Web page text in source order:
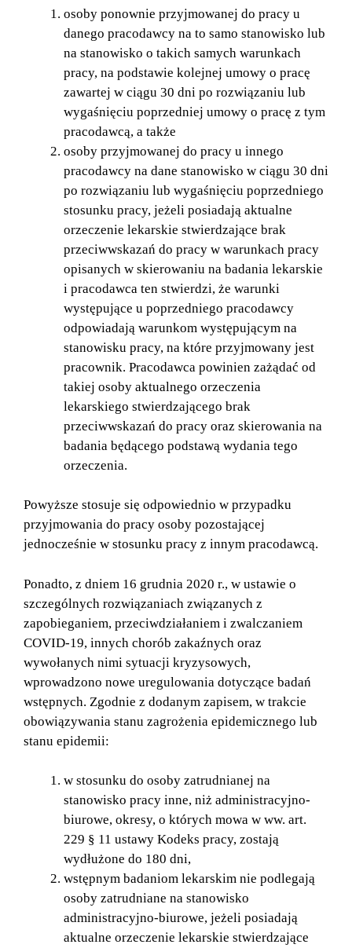
osoby ponownie przyjmowanej do pracy u
danego pracodawcy na to samo stanowisko lub
na stanowisko o takich samych warunkach
pracy, na podstawie kolejnej umowy o pracę
zawartej w ciągu 30 dni po rozwiązaniu lub
wygaśnięciu poprzedniej umowy o pracę z tym
pracodawcą, a także
osoby przyjmowanej do pracy u innego
pracodawcy na dane stanowisko w ciągu 30 dni
po rozwiązaniu lub wygaśnięciu poprzedniego
stosunku pracy, jeżeli posiadają aktualne
orzeczenie lekarskie stwierdzające brak
przeciwwskazań do pracy w warunkach pracy
opisanych w skierowaniu na badania lekarskie
i pracodawca ten stwierdzi, że warunki
występujące u poprzedniego pracodawcy
odpowiadają warunkom występującym na
stanowisku pracy, na które przyjmowany jest
pracownik. Pracodawca powinien zażądać od
takiej osoby aktualnego orzeczenia
lekarskiego stwierdzającego brak
przeciwwskazań do pracy oraz skierowania na
badania będącego podstawą wydania tego
orzeczenia.
Powyższe stosuje się odpowiednio w przypadku
przyjmowania do pracy osoby pozostającej
jednocześnie w stosunku pracy z innym pracodawcą.
Ponadto, z dniem 16 grudnia 2020 r., w ustawie o
szczególnych rozwiązaniach związanych z
zapobieganiem, przeciwdziałaniem i zwalczaniem
COVID-19, innych chorób zakaźnych oraz
wywołanych nimi sytuacji kryzysowych,
wprowadzono nowe uregulowania dotyczące badań
wstępnych. Zgodnie z dodanym zapisem, w trakcie
obowiązywania stanu zagrożenia epidemicznego lub
stanu epidemii:
w stosunku do osoby zatrudnianej na
stanowisko pracy inne, niż administracyjno-
biurowe, okresy, o których mowa w ww. art.
229 § 11 ustawy Kodeks pracy, zostają
wydłużone do 180 dni,
wstępnym badaniom lekarskim nie podlegają
osoby zatrudniane na stanowisko
administracyjno-biurowe, jeżeli posiadają
aktualne orzeczenie lekarskie stwierdzające